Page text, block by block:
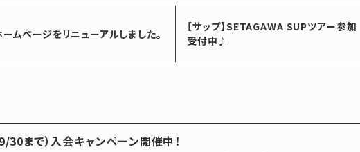
ームページをリニューアルしました。
【サップ】SETAGAWA SUPツアー参加
受付中♪
9/30まで）入会キャンペーン開催中！